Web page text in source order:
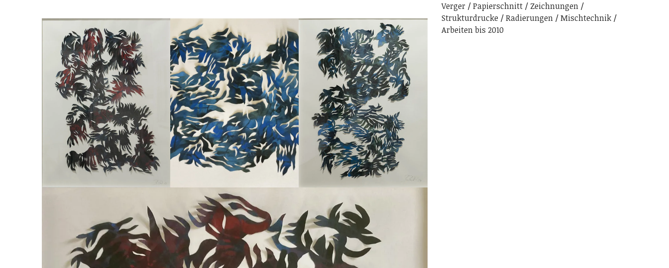
Verger
Papierschnitt
Zeichnungen
Strukturdrucke
Radierungen
Mischtechnik
Arbeiten bis 2010